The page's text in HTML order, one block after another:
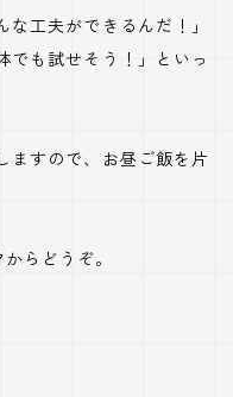
工夫ができるんだ！」
でも試せそう！」といっ
ますので、お昼ご飯を片
らどうぞ。